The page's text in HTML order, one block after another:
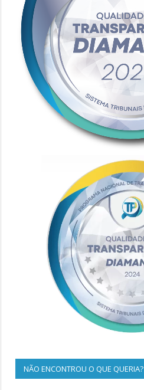
NÃO ENCONTROU O QUE QUERIA?